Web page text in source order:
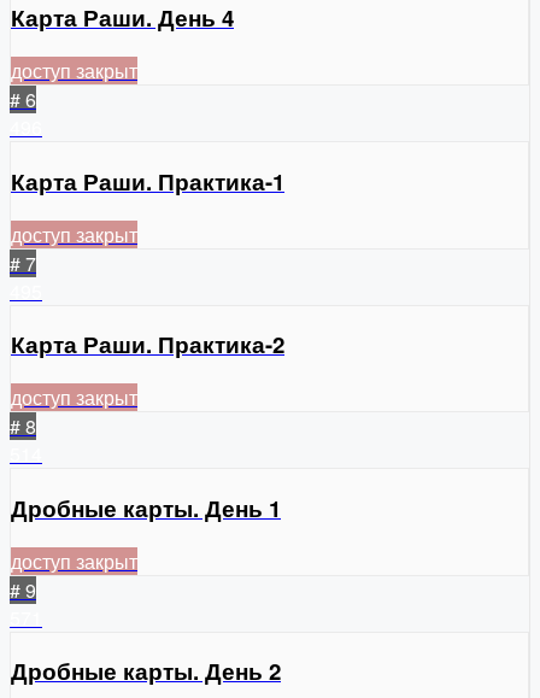
Карта Раши. День 4
доступ закрыт
# 6
Карта Раши. Практика-1
доступ закрыт
# 7
Карта Раши. Практика-2
доступ закрыт
# 8
Дробные карты. День 1
доступ закрыт
# 9
Дробные карты. День 2